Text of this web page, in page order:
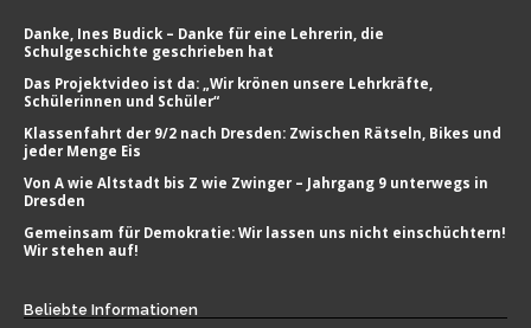
Danke, Ines Budick – Danke für eine Lehrerin, die
Schulgeschichte geschrieben hat
Das Projektvideo ist da: „Wir krönen unsere Lehrkräfte,
Schülerinnen und Schüler“
Klassenfahrt der 9/2 nach Dresden: Zwischen Rätseln, Bikes und
jeder Menge Eis
Von A wie Altstadt bis Z wie Zwinger – Jahrgang 9 unterwegs in
Dresden
Gemeinsam für Demokratie: Wir lassen uns nicht einschüchtern!
Wir stehen auf!
Beliebte Informationen